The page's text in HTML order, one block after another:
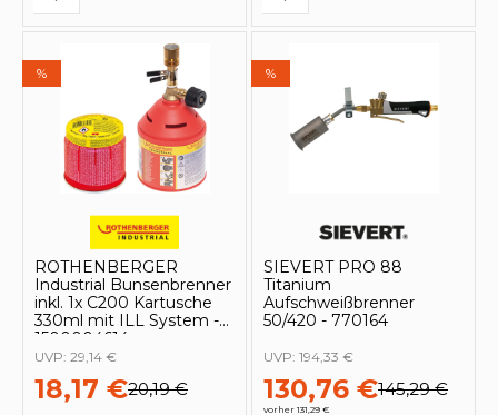
%
ROTHENBERGER
Industrial Bunsenbrenner
inkl. 1x C200 Kartusche
330ml mit ILL System -
1500004614
18,17 €20,19 €
UVP: 29,14 €
%
SIEVERT PRO 88
Titanium
Aufschweißbrenner
50/420 - 770164
130,76 €145,29 €
vorher 131,29 €
UVP: 194,33 €